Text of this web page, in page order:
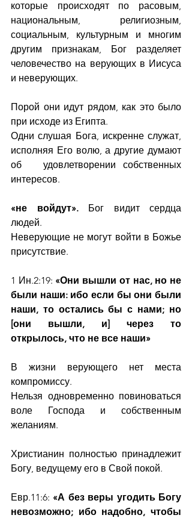
которые происходят по расовым,
национальным, религиозным,
социальным, культурным и многим
другим признакам, Бог разделяет
человечество на верующих в Иисуса
и неверующих.
Порой они идут рядом, как это было
при исходе из Египта.
Одни слушая Бога, искренне служат,
исполняя Его волю, а другие думают
об   удовлетворении собственных
интересов.
«не войдут». Бог видит сердца
людей.
Неверующие не могут войти в Божье
присутствие.
1 Ин.2:19: «Они вышли от нас, но не
были наши: ибо если бы они были
наши, то остались бы с нами; но
[они вышли, и] через то
открылось, что не все наши»
В жизни верующего нет места
компромиссу.
Нельзя одновременно повиноваться
воле Господа и собственным
желаниям.
Христианин полностью принадлежит
Богу, ведущему его в Свой покой.
Евр.11:6: «А без веры угодить Богу
невозможно; ибо надобно, чтобы